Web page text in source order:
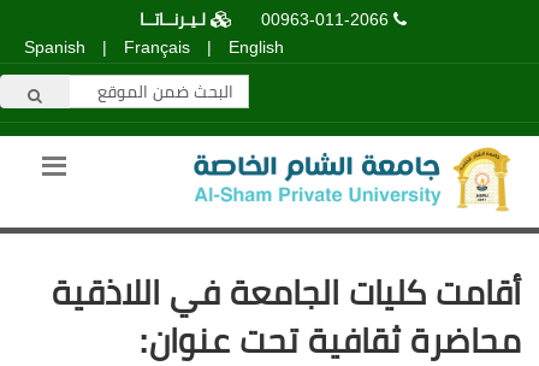
00963-011-2066
لـيـرنــاتــا
English
|
Français
|
Spanish
أقامت كليات الجامعة في اللاذقية
محاضرة ثقافية تحت عنوان: